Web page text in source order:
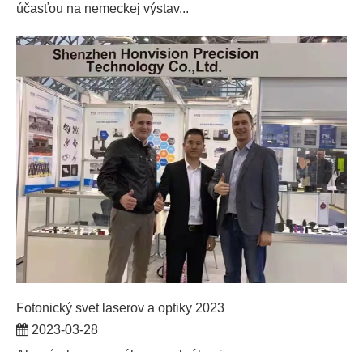
účasťou na nemeckej výstav...
Fotonický svet laserov a optiky 2023
2023-03-28